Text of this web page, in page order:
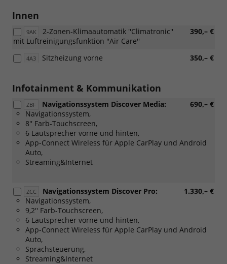
mit
Farbe
mit
Karosseriedach)
Innen
9AK 390,– €
2-Zonen-Klimaautomatik ''Climatronic''
mit Luftreinigungsfunktion ''Air Care''
4A3 350,– €
Sitzheizung vorne
Infotainment & Kommunikation
ZBF 690,– €
Navigationssystem Discover Media:
Navigationssystem,
8'' Farb-Touchscreen,
6 Lautsprecher vorne und hinten,
App-Connect Wireless für Apple CarPlay und Android
Auto,
Streaming&Internet
ZCC 1.330,– €
Navigationssystem Discover Pro:
Navigationssystem,
9,2'' Farb-Touchscreen,
6 Lautsprecher vorne und hinten,
App-Connect Wireless für Apple CarPlay und Android
Auto,
Sprachsteuerung,
Streaming&Internet